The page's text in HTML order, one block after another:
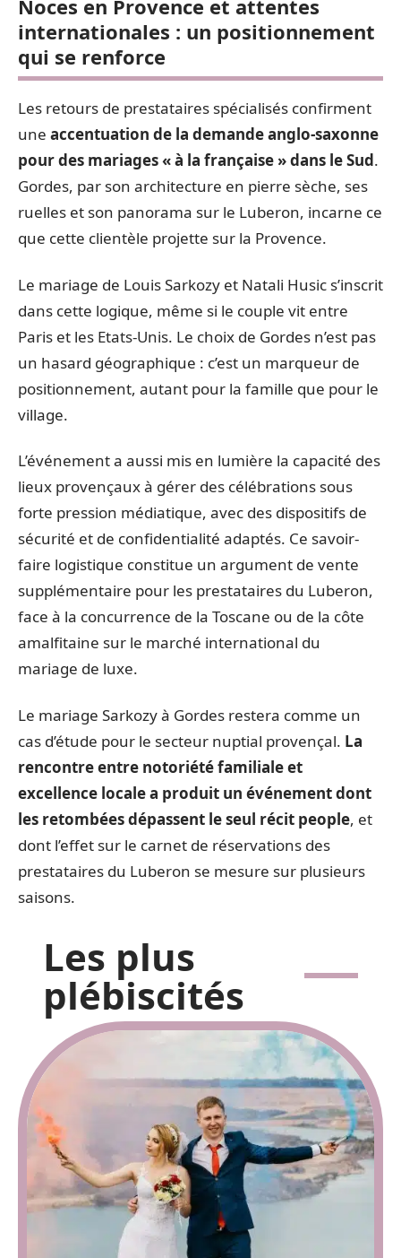
Noces en Provence et attentes
internationales : un positionnement
qui se renforce
Les retours de prestataires spécialisés confirment
une accentuation de la demande anglo-saxonne
pour des mariages « à la française » dans le Sud.
Gordes, par son architecture en pierre sèche, ses
ruelles et son panorama sur le Luberon, incarne ce
que cette clientèle projette sur la Provence.
Le mariage de Louis Sarkozy et Natali Husic s’inscrit
dans cette logique, même si le couple vit entre
Paris et les Etats-Unis. Le choix de Gordes n’est pas
un hasard géographique : c’est un marqueur de
positionnement, autant pour la famille que pour le
village.
L’événement a aussi mis en lumière la capacité des
lieux provençaux à gérer des célébrations sous
forte pression médiatique, avec des dispositifs de
sécurité et de confidentialité adaptés. Ce savoir-
faire logistique constitue un argument de vente
supplémentaire pour les prestataires du Luberon,
face à la concurrence de la Toscane ou de la côte
amalfitaine sur le marché international du
mariage de luxe.
Le mariage Sarkozy à Gordes restera comme un
cas d’étude pour le secteur nuptial provençal. La
rencontre entre notoriété familiale et
excellence locale a produit un événement dont
les retombées dépassent le seul récit people, et
dont l’effet sur le carnet de réservations des
prestataires du Luberon se mesure sur plusieurs
saisons.
Les plus
plébiscités